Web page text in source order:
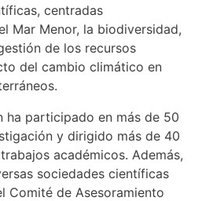
centradas
Mar Menor, la biodiversidad,
de los recursos
del cambio climático en
ha participado en más de 50
y dirigido más de 40
académicos. Además,
sociedades científicas
Comité de Asesoramiento